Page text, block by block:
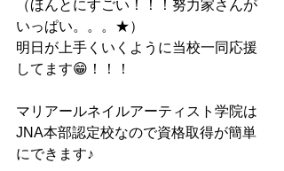
（ほんとにすごい！！！努力家さんが
いっぱい。。。★）
明日が上手くいくように当校一同応援
してます😁！！！
マリアールネイルアーティスト学院は
JNA本部認定校なので資格取得が簡単
にできます♪